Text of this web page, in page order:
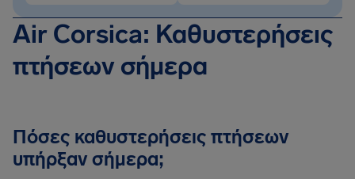
Air Corsica: Καθυστερήσεις
πτήσεων σήμερα
Πόσες καθυστερήσεις πτήσεων
υπήρξαν σήμερα;